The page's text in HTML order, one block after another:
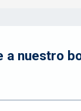
a nuestro